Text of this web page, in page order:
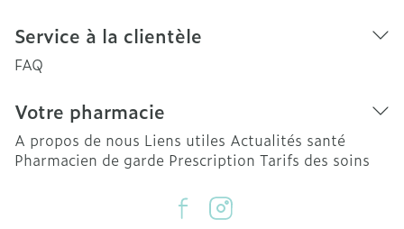
Service à la clientèle
FAQ
Votre pharmacie
A propos de nous Liens utiles Actualités santé
Pharmacien de garde Prescription Tarifs des soins